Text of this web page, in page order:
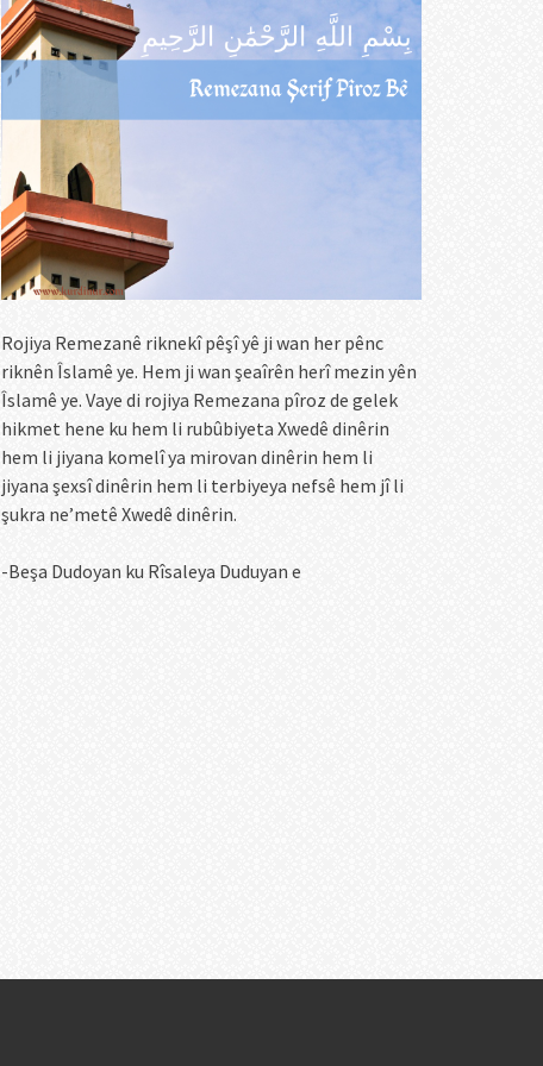
Rojiya Remezanê riknekî pêşî yê ji wan her pênc
riknên Îslamê ye. Hem ji wan şeaîrên herî mezin yên
Îslamê ye. Vaye di rojiya Remezana pîroz de gelek
hikmet hene ku hem li rubûbiyeta Xwedê dinêrin
hem li jiyana komelî ya mirovan dinêrin hem li
jiyana şexsî dinêrin hem li terbiyeya nefsê hem jî li
şukra ne’metê Xwedê dinêrin.
-Beşa Dudoyan ku Rîsaleya Duduyan e